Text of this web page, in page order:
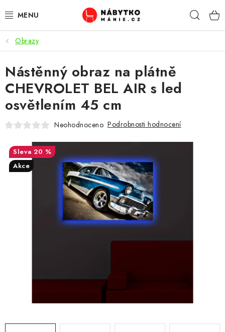
na
OBÝVACÍ POKOJ
KUCHYŇ A JÍDELNA
LOŽNICE
DĚTSKÝ POKOJ
KANCELÁŘ / PRACOVNA
KOUPELNA A WC
CHOVATELSKÉ POTŘEBY
ZAHRADA
OSTATNÍ
Obrazy
Nástěnný obraz na plátně
CHEVROLET BEL AIR s led
osvětlením 45 cm
Neohodnoceno Podrobnosti hodnocení
20 %
Akce